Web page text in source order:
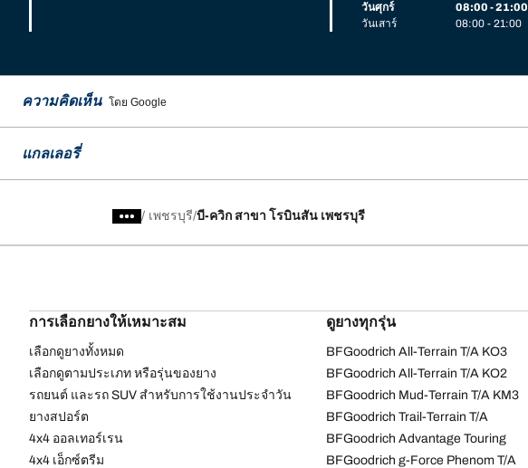
วันศุกร์
08:00 - 21:00
วันเสาร์
08:00 - 21:00
ความคิดเห็น โดย Google
แกลเลอรี่
/ เพชรบุรี บี-ควิก สาขา โรบินสัน เพชรบุรี
การเลือกยางให้เหมาะสม
เลือกดูยางทั้งหมด
เลือกดูตามประเภท หรือรุ่นของยาง
รถยนต์ และรถ SUV สำหรับการใช้งานประจำวัน
ยางสปอร์ต
4x4 ออลเทอร์เรน​
4x4 เอ็กซ์ตรีม​
ดูยางทุกรุ่น
BFGoodrich All-Terrain T/A KO3
BFGoodrich All-Terrain T/A KO2
BFGoodrich Mud-Terrain T/A KM3
BFGoodrich Trail-Terrain T/A
BFGoodrich Advantage Touring
BFGoodrich g-Force Phenom T/A